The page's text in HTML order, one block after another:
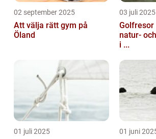
02 september 2025
Att välja rätt gym på
Öland
03 juli 2025
Golfresor
natur-
i ...
01 juli 2025 01 juni